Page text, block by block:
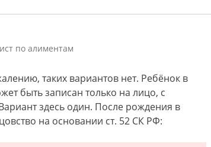
по алиментам
таких вариантов нет. Ребёнок в
быть записан только на лицо, с
здесь один. После рождения в
на основании ст. 52 СК РФ: